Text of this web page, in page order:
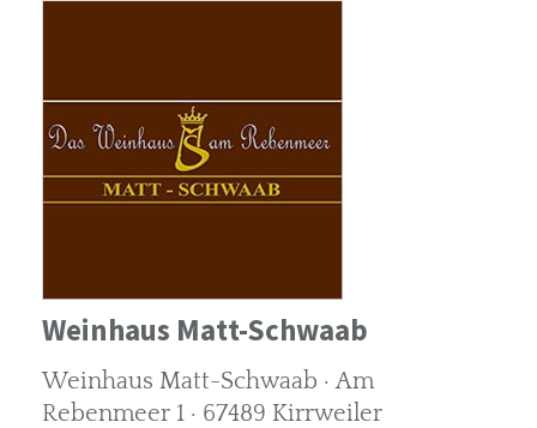
Weinhaus Matt-Schwaab
Weinhaus Matt-Schwaab · Am
Rebenmeer 1 · 67489 Kirrweiler